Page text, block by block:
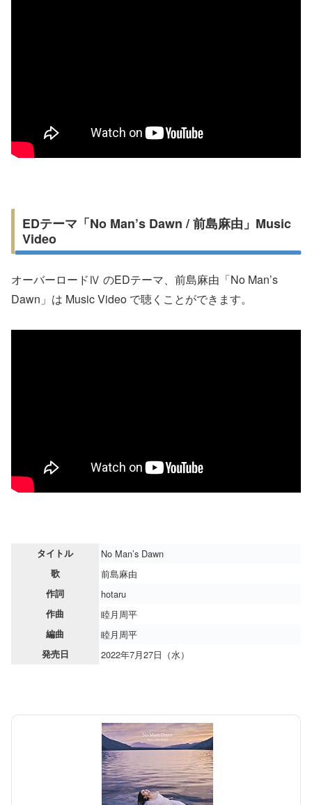
EDテーマ「No Man’s Dawn / 前島麻由」Music
Video
オーバーロードⅣ のEDテーマ、前島麻由「No Man’s
Dawn」は Music Video で聴くことができます。
タイトル No Man’s Dawn
歌 前島麻由
作詞 hotaru
作曲 睦月周平
編曲 睦月周平
発売日 2022年7月27日（水）